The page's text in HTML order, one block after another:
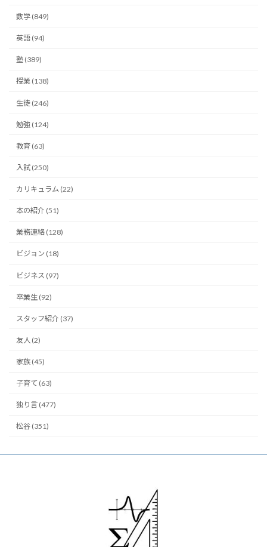
数学 (849)
英語 (94)
塾 (389)
授業 (138)
生徒 (246)
勉強 (124)
教育 (63)
入試 (250)
カリキュラム (22)
本の紹介 (51)
業務連絡 (128)
ビジョン (18)
ビジネス (97)
卒業生 (92)
スタッフ紹介 (37)
友人 (2)
家族 (45)
子育て (63)
独り言 (477)
松谷 (351)